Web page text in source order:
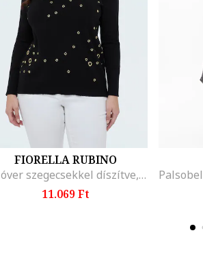
FIORELLA RUBINO
Pulóver szegecsekkel díszítve, Fekete
11.069 Ft